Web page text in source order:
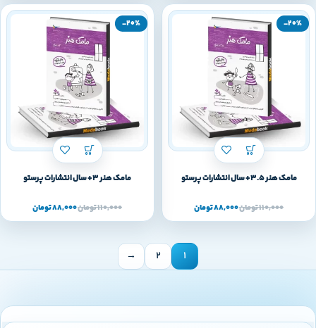
-20%
مامک هنر 3.5+ سال انتشارات پرستو
110,000تومان88,000تومان
-20%
مامک هنر 3+ سال انتشارات پرستو
110,000تومان88,000تومان
1
2
→